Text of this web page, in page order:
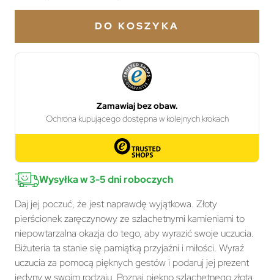
DO KOSZYKA
Wysyłka w 3-5 dni roboczych
Daj jej poczuć, że jest naprawdę wyjątkowa. Złoty
pierścionek zaręczynowy ze szlachetnymi kamieniami to
niepowtarzalna okazja do tego, aby wyrazić swoje uczucia.
Biżuteria ta stanie się pamiątką przyjaźni i miłości. Wyraź
uczucia za pomocą pięknych gestów i podaruj jej prezent
jedyny w swoim rodzaju. Poznaj piękno szlachetnego złota